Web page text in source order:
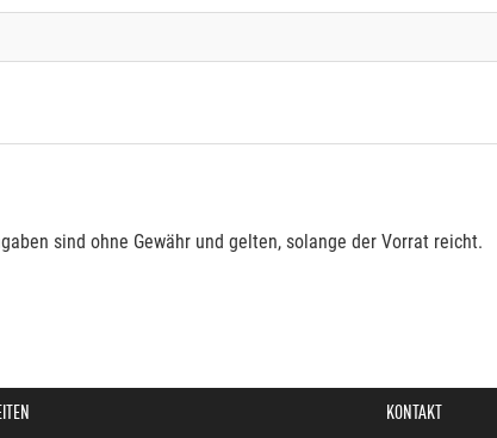
sind ohne Gewähr und gelten, solange der Vorrat reicht.
KONTAKT